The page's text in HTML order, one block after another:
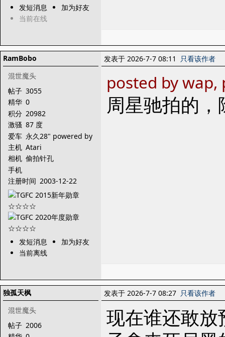
发短消息
加为好友
当前在线
RamBobo
混世魔头
帖子 3055
精华 0
积分 20982
激骚 87 度
爱车 永久28" powered by
V8
主机 Atari
相机 偷拍针孔
手机
注册时间 2003-12-22
发短消息
加为好友
当前离线
发表于 2026-7-7 08:11 只看该作者
posted by
周星驰拍的
独孤天枫
混世魔头
帖子 2006
发表于 2026-7-7 08:27 只看该作者
现在谁还敢